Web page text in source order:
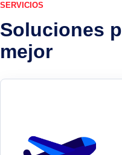
SERVICIOS
Soluciones
mejor